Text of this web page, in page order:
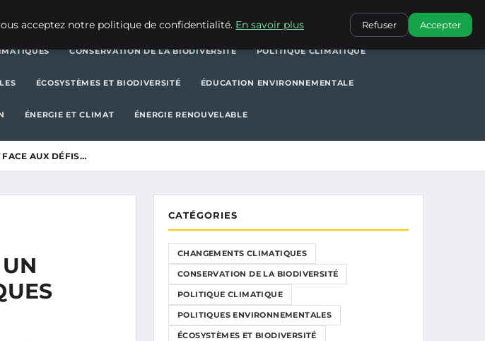
POLITIQUES ENVIRONNEMENTALES
CONSERVATION DE LA BIODIVERSITÉ POLITIQUE CLIMATIQUE
ÉCOSYSTÈMES ET BIODIVERSITÉ ÉDUCATION ENVIRONNEMENTALE
ÉNERGIE ET CLIMAT ÉNERGIE RENOUVELABLE
FACE AUX DÉFIS…
CATÉGORIES
CHANGEMENTS CLIMATIQUES
CONSERVATION DE LA BIODIVERSITÉ
POLITIQUE CLIMATIQUE
POLITIQUES ENVIRONNEMENTALES
ÉCOSYSTÈMES ET BIODIVERSITÉ
acceptez notre politique de confidentialité. En savoir plus Refuser Accepter